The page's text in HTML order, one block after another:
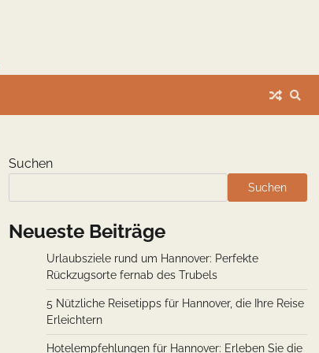
Suchen
Suchen
Neueste Beiträge
Urlaubsziele rund um Hannover: Perfekte
Rückzugsorte fernab des Trubels
5 Nützliche Reisetipps für Hannover, die Ihre Reise
Erleichtern
Hotelempfehlungen für Hannover: Erleben Sie die